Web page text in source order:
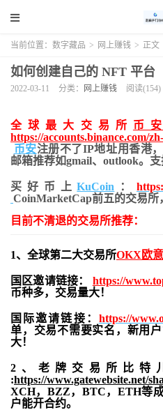
当前位置： 数字藏品 > 网上赚钱 > 正文
如何创建自己的 NFT 平台
2022-03-11 分类： 网上赚钱 阅读(154)
全球最大交易所 币安
https://accounts.binance.com/
币安注册不了IP地址用香港
邮箱推荐如gmail、outlook。支
买好币上KuCoin ：
CoinMarketCap前五的交易所
目前不清退的交易所推荐：
1、全球第二大交易所OKX欧意
国区邀请链接： https://
币种多，交易量大！
国际邀请链接： https://
单，交易不需要实名，新用户
大！
2、老牌交易所比特
:https://
XCH，BZZ，BTC，ETH等
户能开合约。